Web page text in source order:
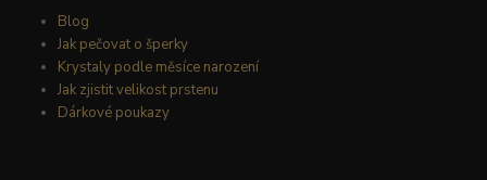
Blog
Jak pečovat o šperky
Krystaly podle měsíce narození
Jak zjistit velikost prstenu
Dárkové poukazy